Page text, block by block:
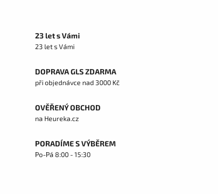
23 let s Vámi
23 let s Vámi
DOPRAVA GLS ZDARMA
při objednávce nad 3000 Kč
OVĚŘENÝ OBCHOD
na Heureka.cz
PORADÍME S VÝBĚREM
Po-Pá 8:00 - 15:30